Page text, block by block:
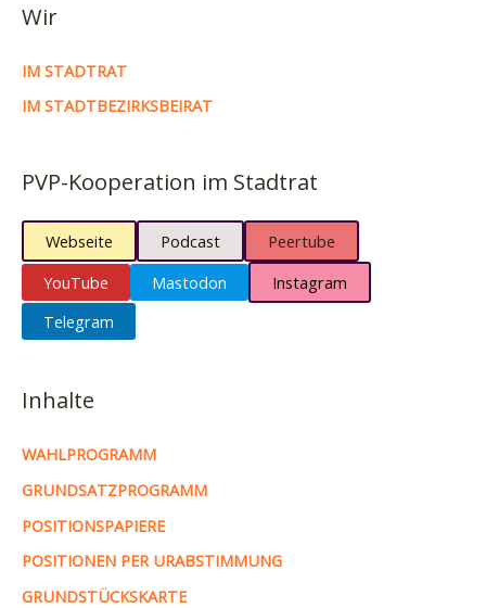
Wir
IM STADTRAT
IM STADTBEZIRKSBEIRAT
PVP-Kooperation im Stadtrat
Webseite Podcast
Peertube
YouTube
Mastodon
Instagram
Telegram
Inhalte
WAHLPROGRAMM
GRUNDSATZPROGRAMM
POSITIONSPAPIERE
POSITIONEN PER URABSTIMMUNG
GRUNDSTÜCKSKARTE